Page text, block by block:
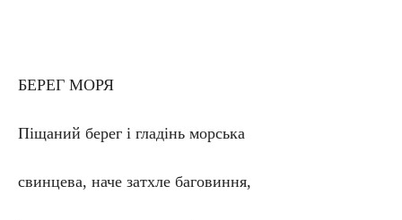
БЕРЕГ МОРЯ
Піщаний берег і гладінь морська
свинцева, наче затхле баговиння,